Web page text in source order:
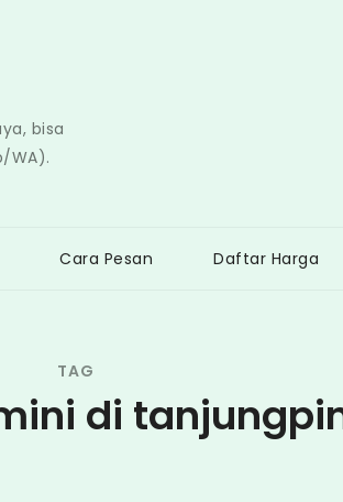
bisa
WA).
Cara Pesan Daftar Harga
TAG
di